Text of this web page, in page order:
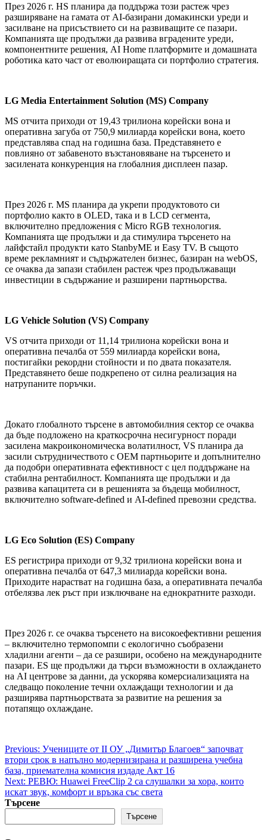
През 2026 г. HS планира да поддържа този растеж чрез
разширяване на гамата от AI-базирани домакински уреди и
засилване на присъствието си на развиващите се пазари.
Компанията ще продължи да развива вградените уреди,
компонентните решения, AI Home платформите и домашната
роботика като част от еволюиращата си портфолио стратегия.
LG Media Entertainment Solution (MS) Company
MS отчита приходи от 19,43 трилиона корейски вона и
оперативна загуба от 750,9 милиарда корейски вона, което
представлява спад на годишна база. Представянето е
повлияно от забавеното възстановяване на търсенето и
засилената конкуренция на глобалния дисплеен пазар.
През 2026 г. MS планира да укрепи продуктовото си
портфолио както в OLED, така и в LCD сегмента,
включително предложения с Micro RGB технология.
Компанията ще продължи и да стимулира търсенето на
лайфстайл продукти като StanbyME и Easy TV. В същото
време рекламният и съдържателен бизнес, базиран на webOS,
се очаква да запази стабилен растеж чрез продължаващи
инвестиции в съдържание и разширени партньорства.
LG Vehicle Solution (VS) Company
VS отчита приходи от 11,14 трилиона корейски вона и
оперативна печалба от 559 милиарда корейски вона,
постигайки рекордни стойности и по двата показателя.
Представянето беше подкрепено от силна реализация на
натрупаните поръчки.
Докато глобалното търсене в автомобилния сектор се очаква
да бъде подложено на краткосрочна несигурност поради
засилена макроикономическа волатилност, VS планира да
засили сътрудничеството с OEM партньорите и допълнително
да подобри оперативната ефективност с цел поддържане на
стабилна рентабилност. Компанията ще продължи и да
развива капацитета си в решенията за бъдеща мобилност,
включително software-defined и AI-defined превозни средства.
LG Eco Solution (ES) Company
ES регистрира приходи от 9,32 трилиона корейски вона и
оперативна печалба от 647,3 милиарда корейски вона.
Приходите нарастват на годишна база, а оперативната печалба
отбелязва лек ръст при изключване на еднократните разходи.
През 2026 г. се очаква търсенето на високоефективни решения
– включително термопомпи с екологично съобразени
хладилни агенти – да се разшири, особено на международните
пазари. ES ще продължи да търси възможности в охлаждането
на AI центрове за данни, да ускорява комерсиализацията на
следващо поколение течни охлаждащи технологии и да
разширява партньорствата за развитие на решения за
потапящо охлаждане.
Post
navigation
Previous: Учениците от II ОУ „Димитър Благоев“ започват
втори срок в напълно модернизирана и разширена учебна
база, приемателна комисия издаде Акт 16
Next: РЕВЮ: Huawei FreeClip 2 са слушалки за хора, които
искат звук, комфорт и връзка със света
Търсене
Търсене